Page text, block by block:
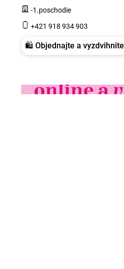
-1.poschodie
+421 918 934 903
🛍️ Objednajte a vyzdvihnite